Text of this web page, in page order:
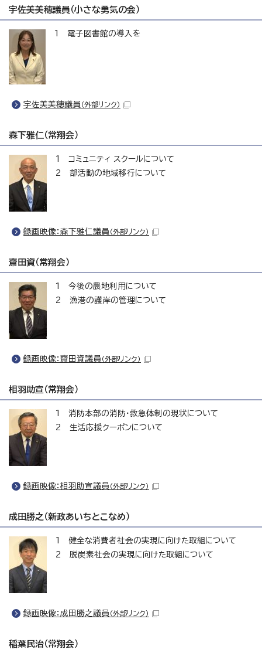
宇佐美美穂議員（小さな勇気の会）
1 電子図書館の導入を
宇佐美美穂議員 （外部リンク）
森下雅仁（常翔会）
1 コミュニティ スクールについて
2 部活動の地域移行について
録画映像：森下雅仁議員 （外部リンク）
齋田資（常翔会）
1 今後の農地利用について
2 漁港の護岸の管理について
録画映像：齋田資議員 （外部リンク）
相羽助宣（常翔会）
1 消防本部の消防・救急体制の現状について
2 生活応援クーポンについて
録画映像：相羽助宣議員 （外部リンク）
成田勝之（新政あいちとこなめ）
1 健全な消費者社会の実現に向けた取組について
2 脱炭素社会の実現に向けた取組について
録画映像：成田勝之議員 （外部リンク）
稲葉民治（常翔会）